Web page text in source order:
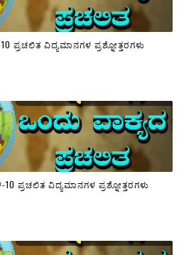
ಪ್ರಚಲಿತ ವಿದ್ಯಮಾನಗಳ ಪ್ರಶ್ನೋತ್ತರಗಳು
ಪ್ರಚಲಿತ ವಿದ್ಯಮಾನಗಳ ಪ್ರಶ್ನೋತ್ತರಗಳು